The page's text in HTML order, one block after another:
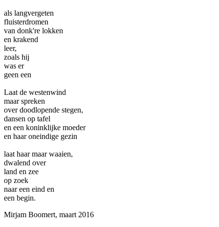
als langvergeten
fluisterdromen
van donk're lokken
en krakend
leer,
zoals hij
was er
geen een
Laat de westenwind
maar spreken
over doodlopende stegen,
dansen op tafel
en een koninklijke moeder
en haar oneindige gezin
laat haar maar waaien,
dwalend over
land en zee
op zoek
naar een eind en
een begin.
Mirjam Boomert, maart 2016